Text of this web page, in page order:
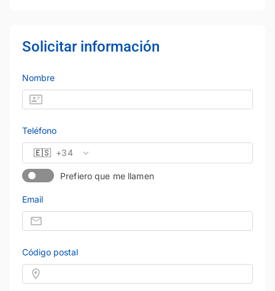
Solicitar información
Nombre
Teléfono
🇪🇸 +34
Prefiero que me llamen
Email
Código postal